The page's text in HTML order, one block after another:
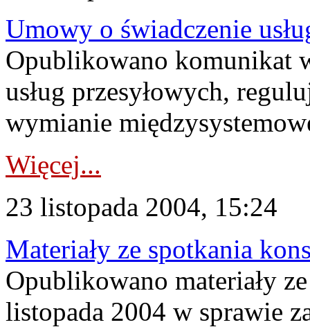
Umowy o świadczenie
Opublikowano komunikat
usług przesyłowych,
wymianie
Więcej...
23 listopada 2004, 15:24
Materiały ze spotkania
Opublikowano materiały
listopada 2004 w sprawie